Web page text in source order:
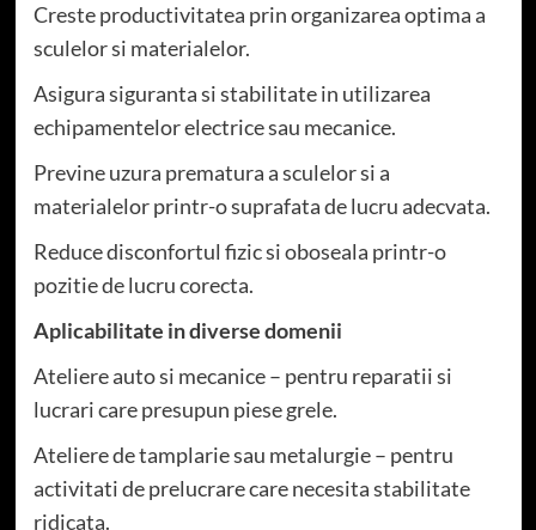
Creste productivitatea prin organizarea optima a
sculelor si materialelor.
Asigura siguranta si stabilitate in utilizarea
echipamentelor electrice sau mecanice.
Previne uzura prematura a sculelor si a
materialelor printr-o suprafata de lucru adecvata.
Reduce disconfortul fizic si oboseala printr-o
pozitie de lucru corecta.
Aplicabilitate in diverse domenii
Ateliere auto si mecanice – pentru reparatii si
lucrari care presupun piese grele.
Ateliere de tamplarie sau metalurgie – pentru
activitati de prelucrare care necesita stabilitate
ridicata.